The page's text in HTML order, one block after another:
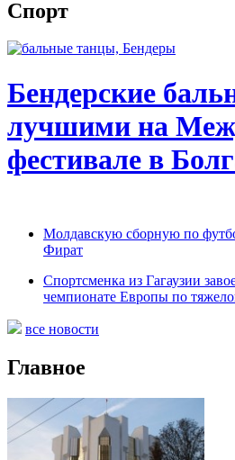
Спорт
Бендерские
лучшими на
фестивале в
Молдавскую сборную по
Фират
Спортсменка из Гагаузии
чемпионате Европы по
все новости
Главное